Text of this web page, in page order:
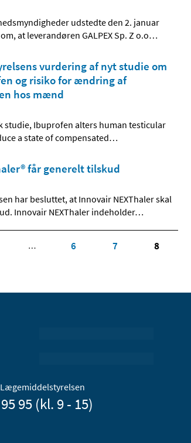
udstedte den 2. januar
at leverandøren GALPEX Sp. Z o.o…
vurdering af nyt studie om
og risiko for ændring af
hos mænd
studie, Ibuprofen alters human testicular
a state of compensated…
får generelt tilskud
har besluttet, at Innovair NEXThaler skal
Innovair NEXThaler indeholder…
… 6 7 8
95 (kl. 9 - 15)